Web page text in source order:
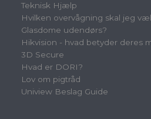
Teknisk Hjælp
Hvilken overvågning skal jeg
Glasdome udendørs?
Hikvision - hvad betyder deres
3D Secure
Hvad er DORI?
Lov om pigtråd
Uniview Beslag Guide